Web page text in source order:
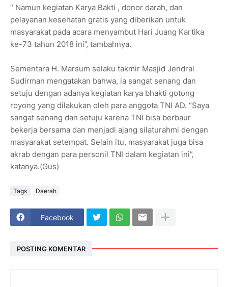
“ Namun kegiatan Karya Bakti , donor darah, dan
pelayanan kesehatan gratis yang diberikan untuk
masyarakat pada acara menyambut Hari Juang Kartika
ke-73 tahun 2018 ini”, tambahnya.
Sementara H. Marsum selaku takmir Masjid Jendral
Sudirman mengatakan bahwa, ia sangat senang dan
setuju dengan adanya kegiatan karya bhakti gotong
royong yang dilakukan oleh para anggota TNI AD. “Saya
sangat senang dan setuju karena TNI bisa berbaur
bekerja bersama dan menjadi ajang silaturahmi dengan
masyarakat setempat. Selain itu, masyarakat juga bisa
akrab dengan para personil TNI dalam kegiatan ini”,
katanya.(Gus)
Tags Daerah
Facebook
POSTING KOMENTAR